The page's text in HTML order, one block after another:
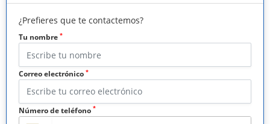
¿Prefieres que te contactemos?
Tu nombre *
Correo electrónico *
Número de teléfono *